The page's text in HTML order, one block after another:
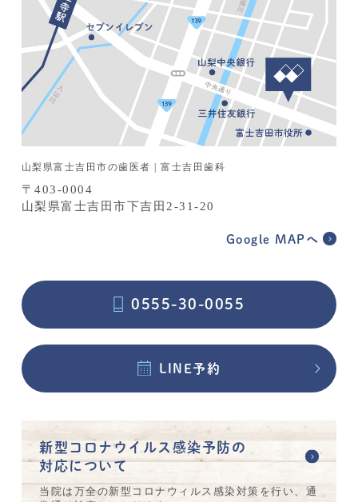
山梨県富士吉田市の歯医者 | 富士吉田歯科
〒403-0004
山梨県富士吉田市下吉田2-31-20
Google MAPへ
0555-30-0055
LINE予約
新型コロナウイルス感染予防の
対応について
当院は万全の新型コロナウィルス感染対策を行い、通